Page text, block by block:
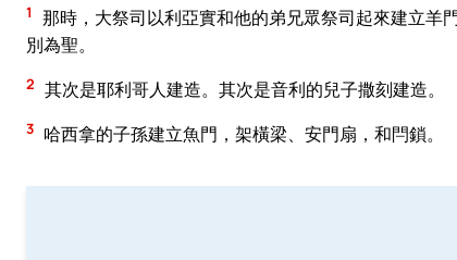
1
那時，大祭司以利亞實和他的弟兄眾祭司起來建立羊
別為聖。
2 其次是耶利哥人建造。其次是音利的兒子撒刻建造。
3 哈西拿的子孫建立魚門，架橫梁、安門扇，和閂鎖。